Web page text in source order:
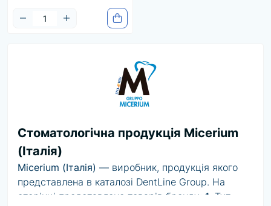
Стоматологічна продукція Micerium
(Італія)
Micerium (Італія) — виробник, продукція якого
представлена в каталозі DentLine Group. На
сторінці представлено товарів бренду: 1 . Тут